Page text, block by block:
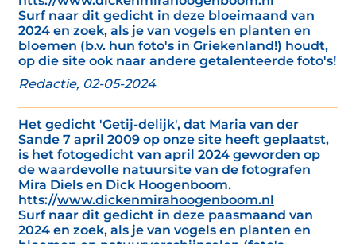
Surf naar dit gedicht in deze bloeimaand van
2024 en zoek, als je van vogels en planten en
bloemen (b.v. hun foto's in Griekenland!) houdt,
op die site ook naar andere getalenteerde foto's!
Redactie, 02-05-2024
Het gedicht 'Getij-delijk', dat Maria van der
Sande 7 april 2009 op onze site heeft geplaatst,
is het fotogedicht van april 2024 geworden op
de waardevolle natuursite van de fotografen
Mira Diels en Dick Hoogenboom.
htts://www.dickenmirahoogenboom.nl
Surf naar dit gedicht in deze paasmaand van
2024 en zoek, als je van vogels en planten en